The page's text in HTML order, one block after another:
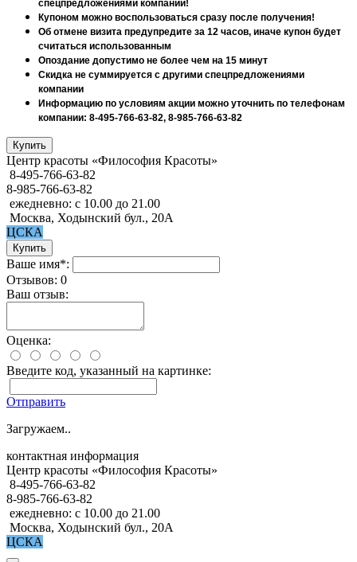
спецпредложениями компании!
Купоном можно воспользоваться сразу после получения!
Об отмене визита предупредите за 12 часов, иначе купон будет
считаться использованным
Опоздание допустимо не более чем на 15 минут
Скидка не суммируется с другими спецпредложениями
компании
Информацию по условиям акции можно уточнить по телефонам
компании: 8-495-766-63-82, 8-985-766-63-82
Центр красоты «Философия Красоты»
8-495-766-63-82
8-985-766-63-82
ежедневно: с 10.00 до 21.00
Москва, Ходынский бул., 20А
ЦСКА
Ваше имя*:
Отзывов: 0
Ваш отзыв:
Оценка:
Введите код, указанный на картинке:
Отправить
Загружаем..
контактная информация
Центр красоты «Философия Красоты»
8-495-766-63-82
8-985-766-63-82
ежедневно: с 10.00 до 21.00
Москва, Ходынский бул., 20А
ЦСКА